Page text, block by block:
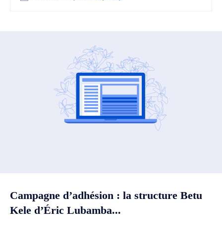
Campagne d’adhésion : la structure Betu
Kele d’Éric Lubamba...